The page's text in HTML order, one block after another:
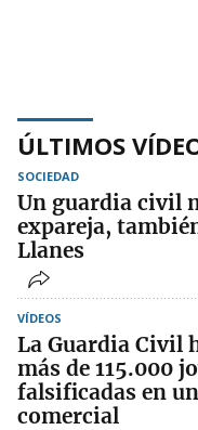
ÚLTIMOS
SOCIEDAD
Un guardia civil
expareja,
Llanes
VÍDEOS
La Guardia Civil
más de 115.000
falsificadas en
comercial